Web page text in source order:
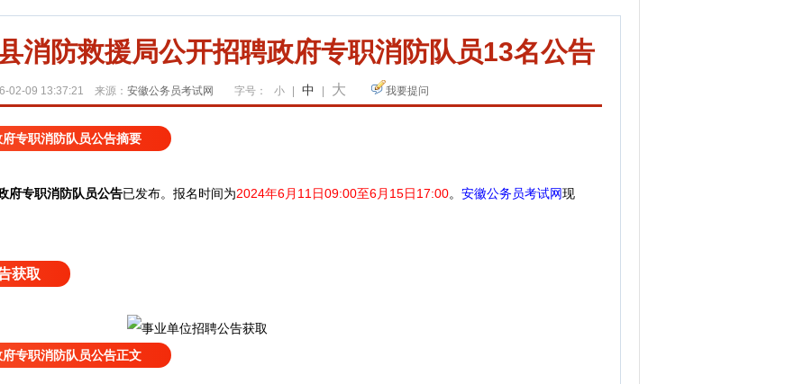
消防救援局公开招聘政府专职消防队员13名公告
02-09 13:37:21 来源： 安徽公务员考试网 字号： 小 中 大 我要提问
专职消防队员公告摘要
府专职消防队员公告已发布。 报名时间为2024年6月11日09:00至6月15日17:00。 安徽公务员考试网现
获取
专职消防队员公告正文